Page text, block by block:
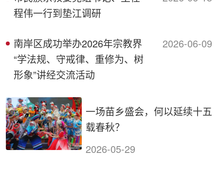
程伟一行到垫江调研
南岸区成功举办2026年宗教界
“学法规、守戒律、重修为、树
形象”讲经交流活动
2026-06-09
一场苗乡盛会，何以延续十五
载春秋？
2026-05-29